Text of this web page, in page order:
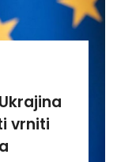
vrniti